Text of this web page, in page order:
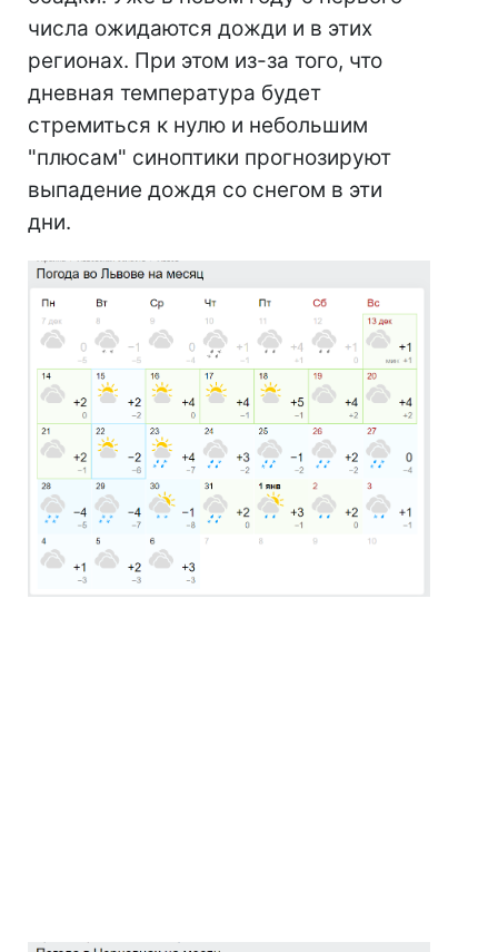
числа ожидаются дожди и в этих
регионах. При этом из-за того, что
дневная температура будет
стремиться к нулю и небольшим
"плюсам" синоптики прогнозируют
выпадение дождя со снегом в эти
дни.